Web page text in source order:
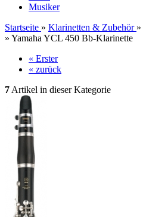
Musiker
Startseite » Klarinetten & Zubehör »
» Yamaha YCL 450 Bb-Klarinette
« Erster
« zurück
7 Artikel in dieser Kategorie